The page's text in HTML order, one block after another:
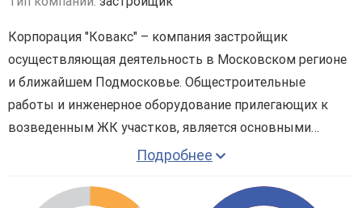
Корпорация "Ковакс" – компания застройщик
осуществляющая деятельность в Московском регионе
и ближайшем Подмосковье. Общестроительные
работы и инженерное оборудование прилегающих к
возведенным ЖК участков, является основными
направлениями в деятельности работы компании.
из небольшой компании смогла стать одним из
"Вестсайд"
, является комплексом бизнес-класса.
Подробнее